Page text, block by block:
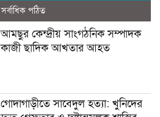
সর্বাধিক পঠিত
আমছুর কেন্দ্রীয় সাংগঠনিক সম্পাদক
কাজী ছাদিক আখতার আহত
গোদাগাড়ীতে সাবেদুল হত্যা: খুনিদের